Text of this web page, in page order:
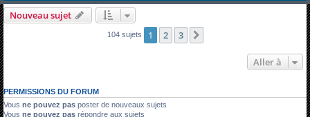
Nouveau sujet
104 sujets 1 2 3
Aller à
PERMISSIONS DU FORUM
Vous ne pouvez pas poster de nouveaux sujets
Vous ne pouvez pas répondre aux sujets